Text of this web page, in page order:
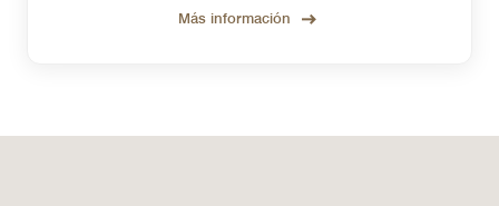
Más información